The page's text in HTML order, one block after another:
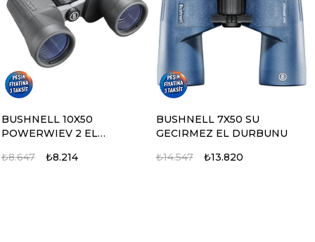
BUSHNELL 10X50
POWERWIEV 2 EL
₺8.214
₺8.647
BUSHNELL 7X50 SU
GECIRMEZ EL DURBUNU
₺13.820
₺14.547